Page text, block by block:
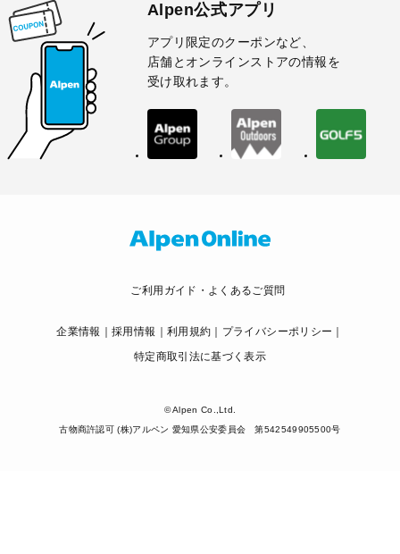
Alpen公式アプリ
アプリ限定のクーポンなど、
店舗とオンラインストアの情報を
受け取れます。
ご利用ガイド・よくあるご質問
企業情報 採用情報 利用規約
プライバシーポリシー
特定商取引法に基づく表示
© Alpen Co.,Ltd.
古物商許認可 (株)アルペン 愛知県公安委員会 第542549905500号